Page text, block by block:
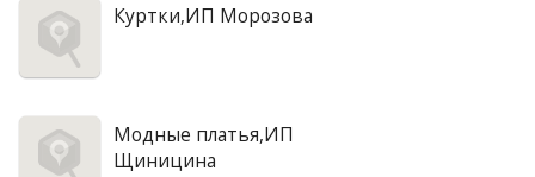
Куртки,ИП Морозова
Модные платья,ИП
Щиницина